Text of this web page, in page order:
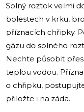
Solný roztok velmi
bolestech v krku,
příznacích chřipky.
gázu do solného
Nechte působit
teplou vodou.
o chřipku,
přiložte i na záda.